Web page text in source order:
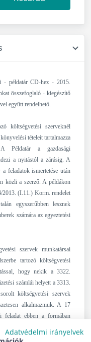
- példatárCD-hez - 2015.
összefoglaló - kiegészítő
együtt rendelhető.
költségvetési szerveknél
tételeit tartalmazza
Példatár a gazdasági
a nyitástól a zárásig. A
feladatok ismertetése után
közli a szerző. A példákon
2013. (I.11.) Korm. rendelet
egyszerűbben lesznek
számára az egyeztetési
szervek munkatársai
tartozó költségvetési
hogy nekik a 3322.
számlái helyett a 3313.
költségvetési szervek
alkalmazniuk. A 17
feladat ebben a formában
azonban az önkormányzati
Adatvédelmi irányelvek